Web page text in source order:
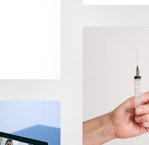
acceso
igualitario